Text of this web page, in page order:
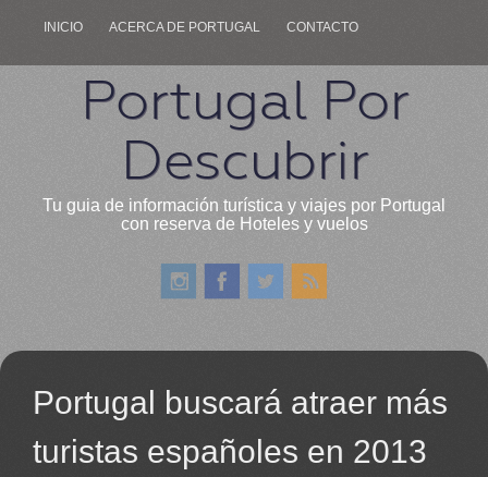
INICIO ACERCA DE PORTUGAL CONTACTO
Portugal Por
Descubrir
Tu guia de información turística y viajes por Portugal
con reserva de Hoteles y vuelos
Portugal buscará atraer más
turistas españoles en 2013